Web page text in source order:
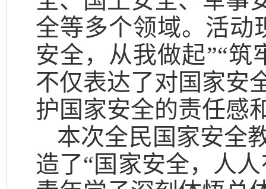
全等多个领域。活动
安全，从我做起”“筑
不仅表达了对国家安
护国家安全的责任感
本次全民国家安全
造了“国家安全，人